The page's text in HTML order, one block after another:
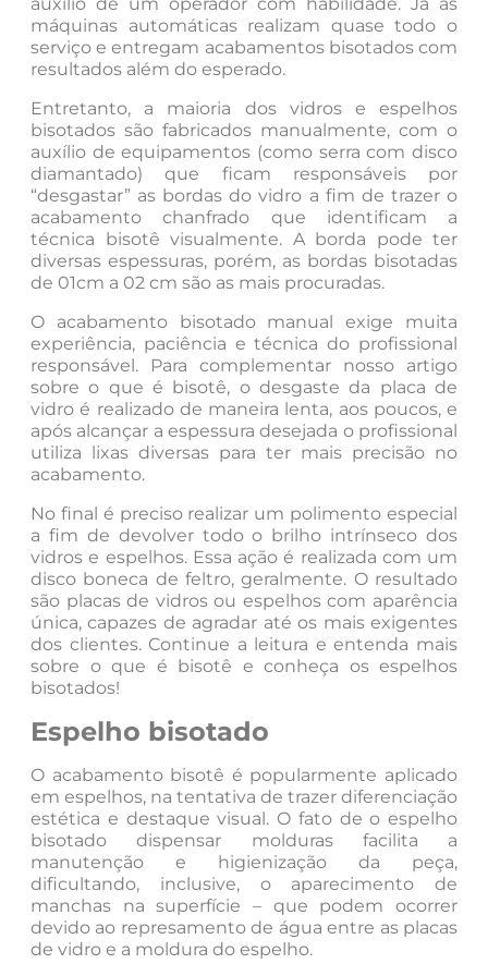
máquinas automáticas realizam quase todo o
serviço e entregam acabamentos bisotados com
resultados além do esperado.
Entretanto, a maioria dos vidros e espelhos
bisotados são fabricados manualmente, com o
auxílio de equipamentos (como serra com disco
diamantado) que ficam responsáveis por
“desgastar” as bordas do vidro a fim de trazer o
acabamento chanfrado que identificam a
técnica bisotê visualmente. A borda pode ter
diversas espessuras, porém, as bordas bisotadas
de 01cm a 02 cm são as mais procuradas.
O acabamento bisotado manual exige muita
experiência, paciência e técnica do profissional
responsável. Para complementar nosso artigo
sobre o que é bisotê, o desgaste da placa de
vidro é realizado de maneira lenta, aos poucos, e
após alcançar a espessura desejada o profissional
utiliza lixas diversas para ter mais precisão no
acabamento.
No final é preciso realizar um polimento especial
a fim de devolver todo o brilho intrínseco dos
vidros e espelhos. Essa ação é realizada com um
disco boneca de feltro, geralmente. O resultado
são placas de vidros ou espelhos com aparência
única, capazes de agradar até os mais exigentes
dos clientes. Continue a leitura e entenda mais
sobre o que é bisotê e conheça os espelhos
bisotados!
Espelho bisotado
O acabamento bisotê é popularmente aplicado
em espelhos, na tentativa de trazer diferenciação
estética e destaque visual. O fato de o espelho
bisotado dispensar molduras facilita a
manutenção e higienização da peça,
dificultando, inclusive, o aparecimento de
manchas na superfície – que podem ocorrer
devido ao represamento de água entre as placas
de vidro e a moldura do espelho.